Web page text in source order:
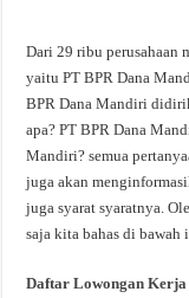
Dari 29 ribu perusahaan
yaitu PT BPR Dana
BPR Dana Mandiri
apa? PT BPR Dana
Mandiri? semua
juga akan
juga syarat syaratnya.
saja kita bahas di bawah
Daftar Lowongan